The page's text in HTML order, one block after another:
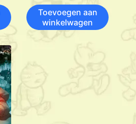
Toevoegen aan
winkelwagen